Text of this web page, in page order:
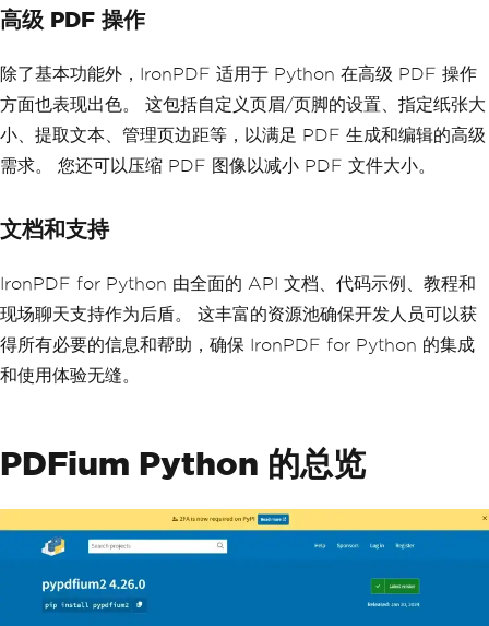
高级 PDF 操作
除了基本功能外，IronPDF 适用于 Python 在高级 PDF 操作
方面也表现出色。 这包括自定义页眉/页脚的设置、指定纸张大
小、提取文本、管理页边距等，以满足 PDF 生成和编辑的高级
需求。 您还可以压缩 PDF 图像以减小 PDF 文件大小。
文档和支持
IronPDF for Python 由全面的 API 文档、代码示例、教程和
现场聊天支持作为后盾。 这丰富的资源池确保开发人员可以获
得所有必要的信息和帮助，确保 IronPDF for Python 的集成
和使用体验无缝。
PDFium Python 的总览